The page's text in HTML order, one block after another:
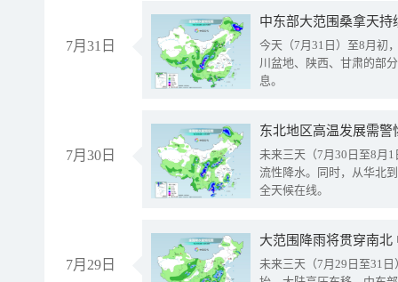
7月31日
中东部大范围桑拿天
今天（7月31日）至8月初
川盆地、陕西、甘肃的部
息。
7月30日
东北地区高温发展需
未来三天（7月30日至8月
流性降水。同时，从华北
全天候在线。
7月29日
大范围降雨将贯穿南
未来三天（7月29日至31